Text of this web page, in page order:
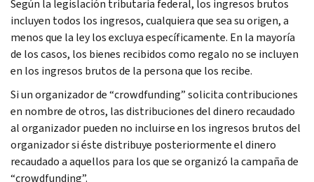
Según la legislación tributaria federal, los ingresos brutos
incluyen todos los ingresos, cualquiera que sea su origen, a
menos que la ley los excluya específicamente. En la mayoría
de los casos, los bienes recibidos como regalo no se incluyen
en los ingresos brutos de la persona que los recibe.
Si un organizador de “crowdfunding” solicita contribuciones
en nombre de otros, las distribuciones del dinero recaudado
al organizador pueden no incluirse en los ingresos brutos del
organizador si éste distribuye posteriormente el dinero
recaudado a aquellos para los que se organizó la campaña de
“crowdfunding”.